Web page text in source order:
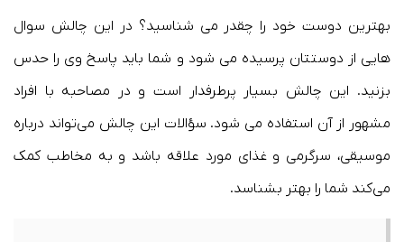
بهترین دوست خود را چقدر می شناسید؟ در این چالش سوال
هایی از دوستتان پرسیده می شود و شما باید پاسخ وی را حدس
بزنید. این چالش بسیار پرطرفدار است و در مصاحبه با افراد
مشهور از آن استفاده می شود. سؤالات این چالش می‌تواند درباره
موسیقی، سرگرمی و غذای مورد علاقه باشد و به مخاطب کمک
می‌کند شما را بهتر بشناسد.